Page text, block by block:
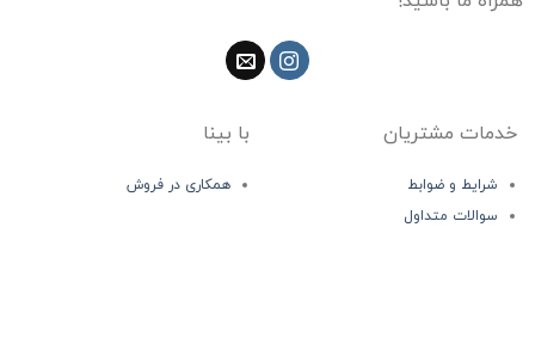
خدمات مشتریان
شرایط و ضوابط
سوالات متداول
با بینا
همکاری در فروش